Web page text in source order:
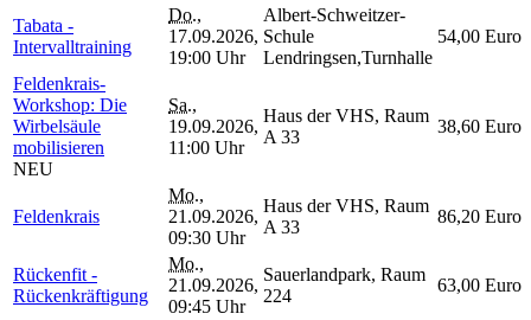
Tabata -
Intervalltraining
Do.,
17.09.2026,
19:00 Uhr
Albert-Schweitzer-
Schule
Lendringsen,Turnhalle
54,00 Euro
Feldenkrais-
Workshop: Die
Wirbelsäule
mobilisieren
NEU
Sa.,
19.09.2026,
11:00 Uhr
Haus der VHS, Raum
A 33
38,60 Euro
Feldenkrais
Mo.,
21.09.2026,
09:30 Uhr
Haus der VHS, Raum
A 33
86,20 Euro
Rückenfit -
Rückenkräftigung
Mo.,
21.09.2026,
09:45 Uhr
Sauerlandpark, Raum
224
63,00 Euro